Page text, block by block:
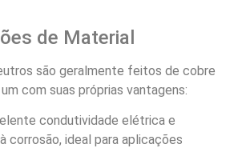
de Material
são geralmente feitos de cobre
com suas próprias vantagens:
condutividade elétrica e
corrosão, ideal para aplicações